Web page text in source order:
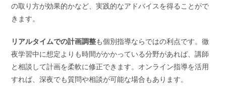
の取り方が効果的かなど、実践的なアドバイスを得ることがで
きます。
リアルタイムでの計画調整も個別指導ならではの利点です。徹
夜学習中に想定よりも時間がかかっている分野があれば、講師
と相談して計画を柔軟に修正できます。オンライン指導を活用
すれば、深夜でも質問や相談が可能な場合もあります。